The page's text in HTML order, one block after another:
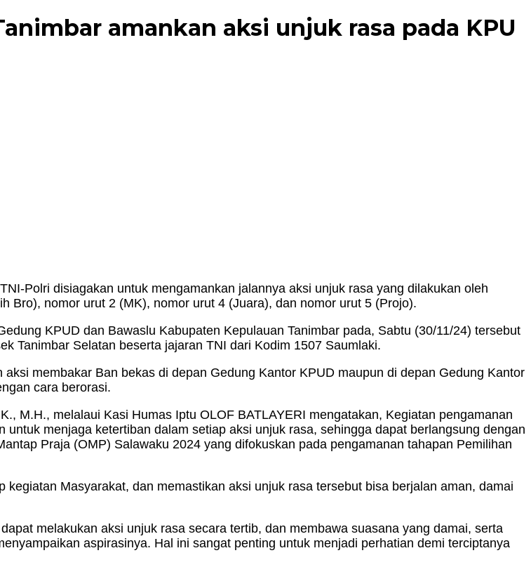
amankan aksi unjuk rasa pada KPU
Polri disiagakan untuk mengamankan jalannya aksi unjuk rasa yang dilakukan oleh
Bro), nomor urut 2 (MK), nomor urut 4 (Juara), dan nomor urut 5 (Projo).
KPUD dan Bawaslu Kabupaten Kepulauan Tanimbar pada, Sabtu (30/11/24) tersebut
Tanimbar Selatan beserta jajaran TNI dari Kodim 1507 Saumlaki.
membakar Ban bekas di depan Gedung Kantor KPUD maupun di depan Gedung Kantor
cara berorasi.
M.H., melalaui Kasi Humas Iptu OLOF BATLAYERI mengatakan, Kegiatan pengamanan
menjaga ketertiban dalam setiap aksi unjuk rasa, sehingga dapat berlangsung dengan
Praja (OMP) Salawaku 2024 yang difokuskan pada pengamanan tahapan Pemilihan
Masyarakat, dan memastikan aksi unjuk rasa tersebut bisa berjalan aman, damai
melakukan aksi unjuk rasa secara tertib, dan membawa suasana yang damai, serta
aspirasinya. Hal ini sangat penting untuk menjadi perhatian demi terciptanya